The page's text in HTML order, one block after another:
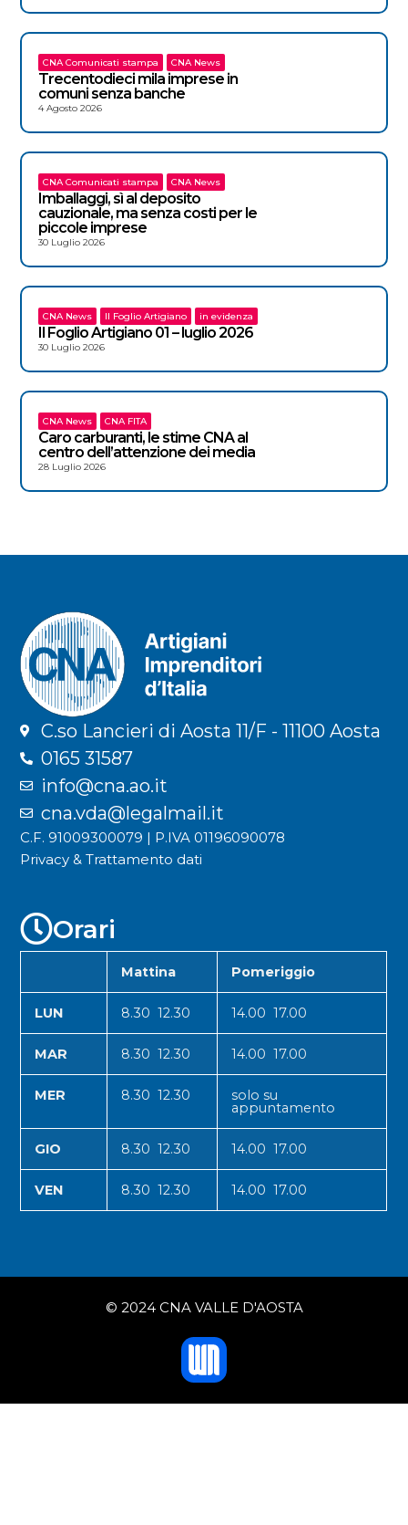
CNA Comunicati stampa CNA News
Trecentodieci mila imprese in
comuni senza banche
4 Agosto 2026
CNA Comunicati stampa CNA News
Imballaggi, sì al deposito
cauzionale, ma senza costi per le
piccole imprese
30 Luglio 2026
CNA News Il Foglio Artigiano in evidenza
Il Foglio Artigiano 01 – luglio 2026
30 Luglio 2026
CNA News CNA FITA
Caro carburanti, le stime CNA al
centro dell’attenzione dei media
28 Luglio 2026
C.so Lancieri di Aosta 11/F - 11100 Aosta
0165 31587
info@cna.ao.it
cna.vda@legalmail.it
C.F. 91009300079 | P.IVA 01196090078
Privacy & Trattamento dati
Orari
Mattina Pomeriggio
LUN 8.30 12.30 14.00 17.00
MAR 8.30 12.30 14.00 17.00
MER 8.30 12.30 solo su
appuntamento
GIO 8.30 12.30 14.00 17.00
VEN 8.30 12.30 14.00 17.00
© 2024 CNA VALLE D'AOSTA